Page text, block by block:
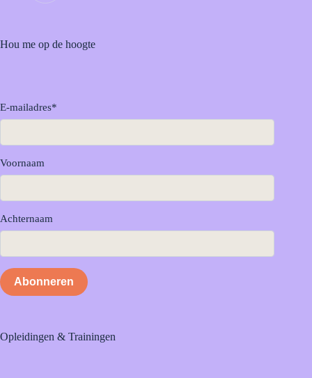
Hou me op de hoogte
E-mailadres*
Voornaam
Achternaam
Abonneren
Opleidingen & Trainingen